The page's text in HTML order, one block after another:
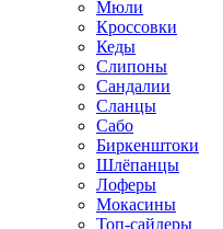
Мюли
Кроссовки
Кеды
Слипоны
Сандалии
Сланцы
Сабо
Биркенштоки
Шлёпанцы
Лоферы
Мокасины
Топ-сайдеры